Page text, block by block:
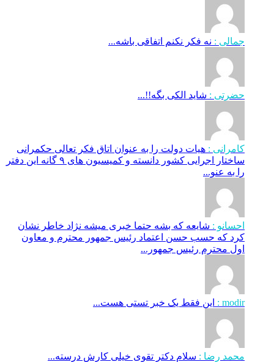
جمالی : نه فکر نکنم اتفاقی باشه...
حضرتی : شاید الکی بگه!!...
کامرانی : هیات دولت را به عنوان اتاق فکر تعالی حکمرانی
ساختار اجرایی کشور دانسته و کمیسیون های ۹ گانه این دفتر
را به عنو...
احسانو : شایعه که بشه حتما خبری میشه نژاد خاطر نشان
کرد که حسب حسن اعتماد رئیس جمهور محترم و معاون
اول محترم رئیس جمهور...
modir : این فقط یک خبر تستی هست...
محمد رضا : سلام دکتر تقوی خیلی کارش درسته...